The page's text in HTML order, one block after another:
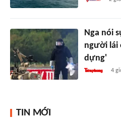
Nga nói
người lái
dựng'
4
TIN MỚI